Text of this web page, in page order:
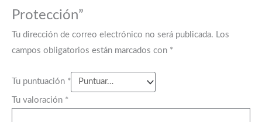
Protección”
Tu dirección de correo electrónico no será publicada. Los
campos obligatorios están marcados con *
Tu puntuación *
Tu valoración *